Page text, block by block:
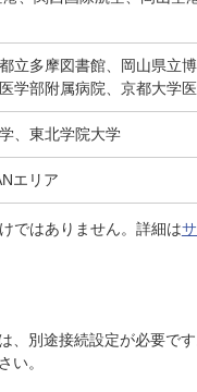
立多摩図書館、岡山県立
学部附属病院、京都大学
、東北学院大学
エリア
ではありません。詳細は
、別途接続設定が必要です
い。